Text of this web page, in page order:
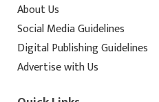
About Us
Social Media Guidelines
Digital Publishing Guidelines
Advertise with Us